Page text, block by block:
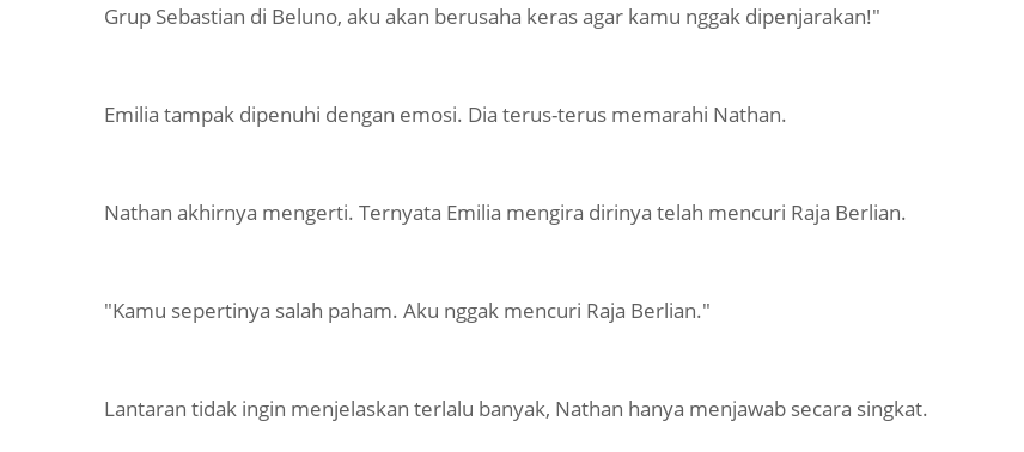
Grup Sebastian di Beluno, aku akan berusaha keras agar kamu nggak dipenjarakan!"
Emilia tampak dipenuhi dengan emosi. Dia terus-terus memarahi Nathan.
Nathan akhirnya mengerti. Ternyata Emilia mengira dirinya telah mencuri Raja Berlian.
"Kamu sepertinya salah paham. Aku nggak mencuri Raja Berlian."
Lantaran tidak ingin menjelaskan terlalu banyak, Nathan hanya menjawab secara singkat.